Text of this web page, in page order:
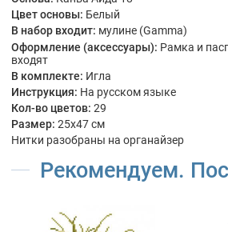
Цвет основы: Белый
В набор входит: мулине (Gamma)
Оформление (аксессуары): Рамка и
входят
В комплекте: Игла
Инструкция: На русском языке
Кол-во цветов: 29
Размер: 25x47 см
Нитки разобраны на органайзер
Рекомендуем.